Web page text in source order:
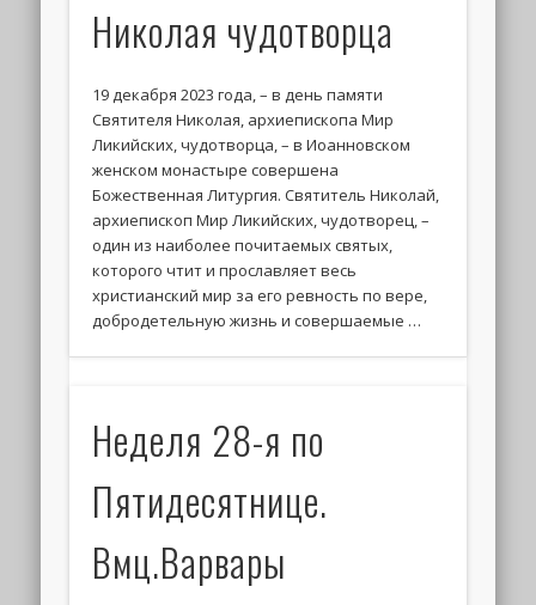
Николая чудотворца
19 декабря 2023 года, – в день памяти
Святителя Николая, архиепископа Мир
Ликийских, чудотворца, – в Иоанновском
женском монастыре совершена
Божественная Литургия. Святитель Николай,
архиепископ Мир Ликийских, чудотворец, –
один из наиболее почитаемых святых,
которого чтит и прославляет весь
христианский мир за его ревность по вере,
добродетельную жизнь и совершаемые …
Неделя 28-я по
Пятидесятнице.
Вмц.Варвары